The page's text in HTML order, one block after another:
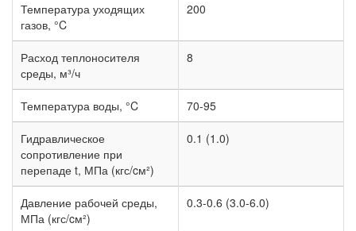
Температура уходящих
газов, °C
200
Расход теплоносителя
среды, м³/ч
8
Температура воды, °C 70-95
Гидравлическое
сопротивление при
перепаде t, МПа (кгс/cм²)
0.1 (1.0)
Давление рабочей среды,
МПа (кгс/cм²)
0.3-0.6 (3.0-6.0)